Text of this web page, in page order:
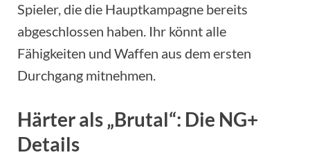
Spieler, die die Hauptkampagne bereits
abgeschlossen haben. Ihr könnt alle
Fähigkeiten und Waffen aus dem ersten
Durchgang mitnehmen.
Härter als „Brutal“: Die NG+
Details